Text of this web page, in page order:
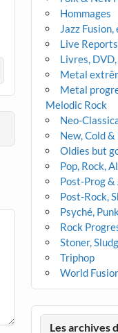
Hommages
Jazz
Live Reports
Livres,
Metal
Metal
Melodic Rock
Neo-
New, Cold
Oldies but
Pop, Rock,
Post-Prog
Post-Rock,
Psyché,
Rock
Stoner,
Triphop
World
Les archives